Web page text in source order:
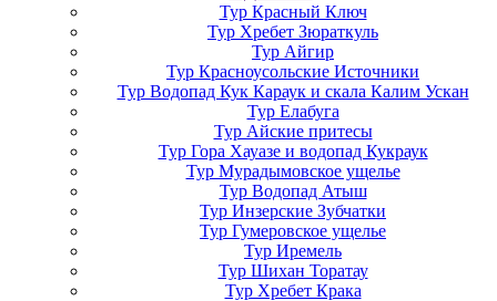
Тур Красный Ключ
Тур Хребет Зюраткуль
Тур Айгир
Тур Красноусольские Источники
Тур Водопад Кук Караук и скала Калим Ускан
Тур Елабуга
Тур Айские притесы
Тур Гора Хауазе и водопад Кукраук
Тур Мурадымовское ущелье
Тур Водопад Атыш
Тур Инзерские Зубчатки
Тур Гумеровское ущелье
Тур Иремель
Тур Шихан Торатау
Тур Хребет Крака